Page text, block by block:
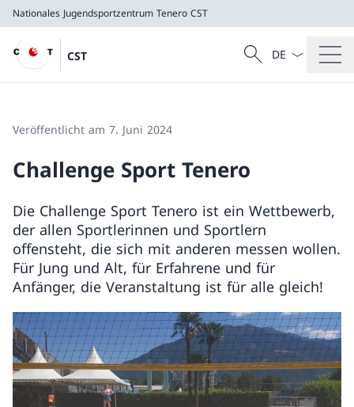
Nationales Jugendsportzentrum Tenero CST
CST
CST
Suche
Suche
Sprach
Veröffentlicht am 7. Juni 2024
Challenge Sport Tenero
Die Challenge Sport Tenero ist ein Wettbewerb,
der allen Sportlerinnen und Sportlern
offensteht, die sich mit anderen messen wollen.
Für Jung und Alt, für Erfahrene und für
Anfänger, die Veranstaltung ist für alle gleich!